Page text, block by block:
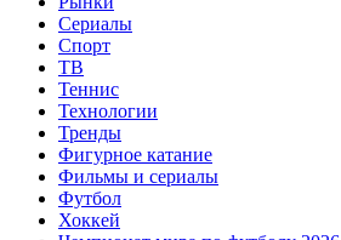
Сериалы
Спорт
ТВ
Теннис
Технологии
Тренды
Фигурное катание
Фильмы и сериалы
Футбол
Хоккей